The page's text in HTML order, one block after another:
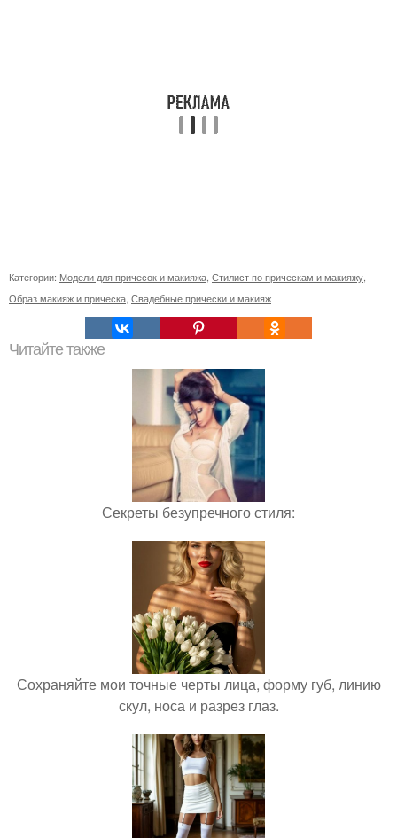
Категории: Модели для причесок и макияжа Стилист по прическам и макияжу
Образ макияж и прическа Свадебные прически и макияж
Читайте также
Секреты безупречного стиля:
Сохраняйте мои точные черты лица, форму губ, линию
скул, носа и разрез глаз.